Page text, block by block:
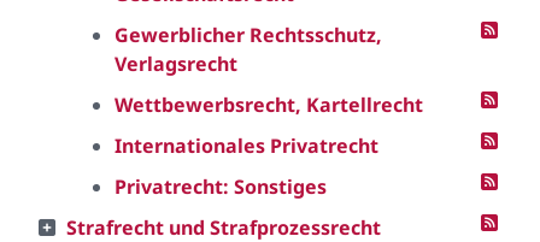
Gewerblicher Rechtsschutz,
Verlagsrecht
Wettbewerbsrecht, Kartellrecht
Internationales Privatrecht
Privatrecht: Sonstiges
Strafrecht und Strafprozessrecht